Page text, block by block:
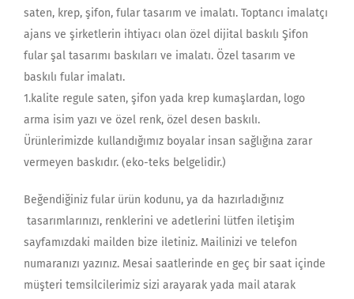
saten, krep, şifon, fular tasarım ve imalatı. Toptancı imalatçı
ajans ve şirketlerin ihtiyacı olan özel dijital baskılı Şifon
fular şal tasarımı baskıları ve imalatı. Özel tasarım ve
baskılı fular imalatı.
1.kalite regule saten, şifon yada krep kumaşlardan, logo
arma isim yazı ve özel renk, özel desen baskılı.
Ürünlerimizde kullandığımız boyalar insan sağlığına zarar
vermeyen baskıdır. (eko-teks belgelidir.)
Beğendiğiniz fular ürün kodunu, ya da hazırladığınız
tasarımlarınızı, renklerini ve adetlerini lütfen iletişim
sayfamızdaki mailden bize iletiniz. Mailinizi ve telefon
numaranızı yazınız. Mesai saatlerinde en geç bir saat içinde
müşteri temsilcilerimiz sizi arayarak yada mail atarak